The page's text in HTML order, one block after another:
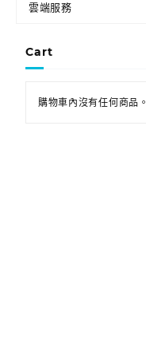
雲端服務
Cart
購物車內沒有任何商品。